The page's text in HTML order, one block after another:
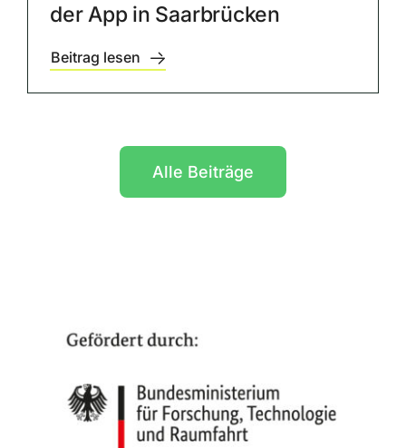
der App in Saarbrücken
Beitrag lesen
Alle Beiträge